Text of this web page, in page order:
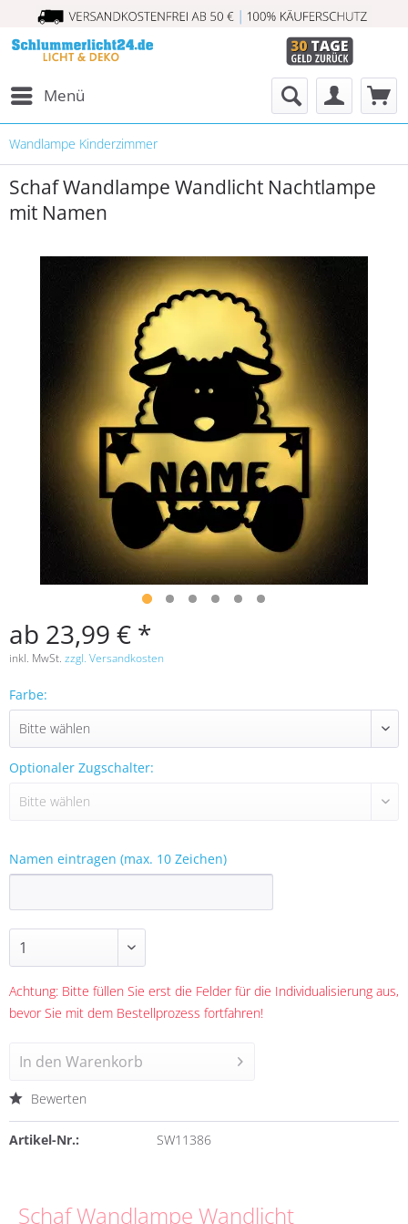
Menü
Wandlampe Kinderzimmer
Schaf Wandlampe Wandlicht Nachtlampe
mit Namen
ab 23,99 € *
inkl. MwSt. zzgl. Versandkosten
Farbe:
Optionaler Zugschalter:
Namen eintragen (max. 10 Zeichen)
Achtung: Bitte füllen Sie erst die Felder für die Individualisierung aus,
bevor Sie mit dem Bestellprozess fortfahren!
In den Warenkorb
Bewerten
Artikel-Nr.: SW11386
Schaf Wandlampe Wandlicht